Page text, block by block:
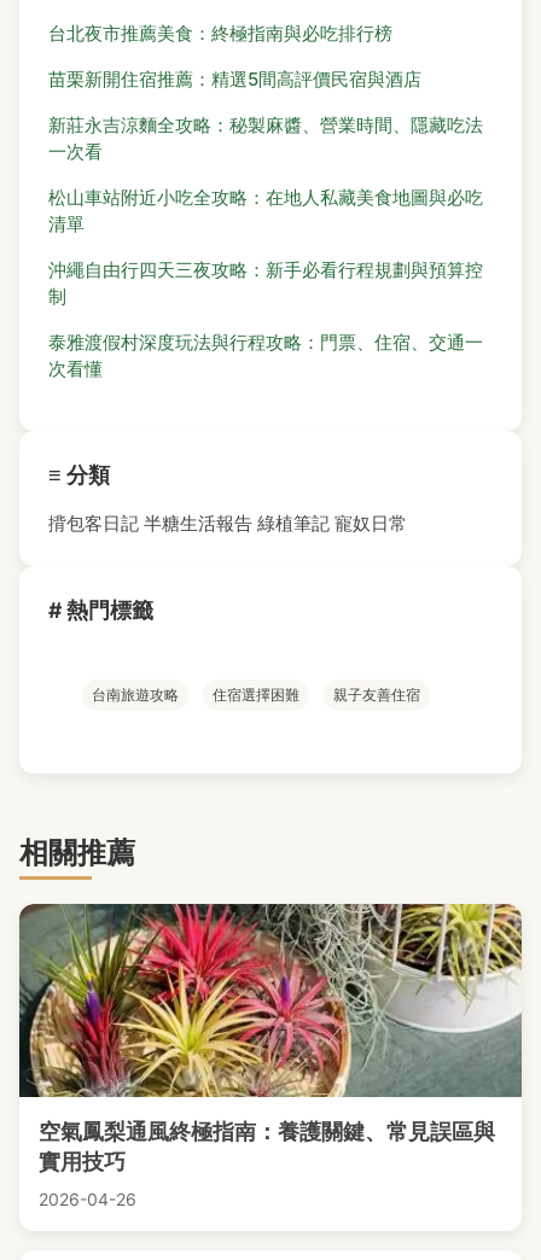
台北夜市推薦美食：終極指南與必吃排行榜
苗栗新開住宿推薦：精選5間高評價民宿與酒店
新莊永吉涼麵全攻略：秘製麻醬、營業時間、隱藏吃法
一次看
松山車站附近小吃全攻略：在地人私藏美食地圖與必吃
清單
沖繩自由行四天三夜攻略：新手必看行程規劃與預算控
制
泰雅渡假村深度玩法與行程攻略：門票、住宿、交通一
次看懂
≡ 分類
揹包客日記 半糖生活報告 綠植筆記 寵奴日常
# 熱門標籤
台南旅遊攻略 住宿選擇困難 親子友善住宿
相關推薦
空氣鳳梨通風終極指南：養護關鍵、常見誤區與
實用技巧
2026-04-26